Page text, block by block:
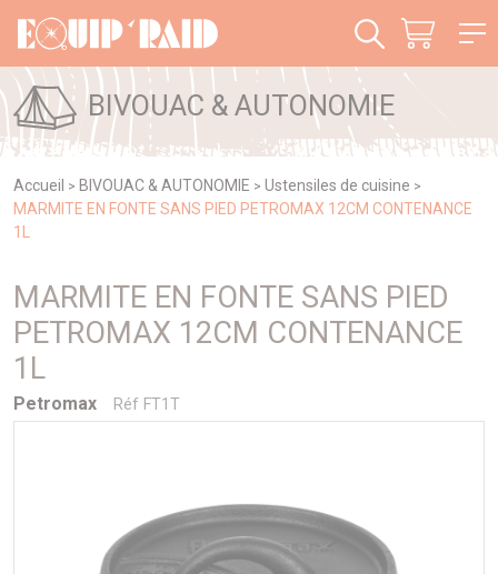
BIVOUAC & AUTONOMIE
Accueil > BIVOUAC & AUTONOMIE > Ustensiles de cuisine >
MARMITE EN FONTE SANS PIED PETROMAX 12CM CONTENANCE
1L
MARMITE EN FONTE SANS PIED
PETROMAX 12CM CONTENANCE
1L
Petromax Réf FT1T
Panneau de gestion des cookies